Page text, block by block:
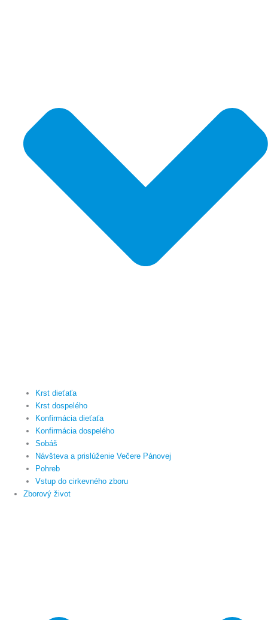
Krst dieťaťa
Krst dospelého
Konfirmácia dieťaťa
Konfirmácia dospelého
Sobáš
Návšteva a prislúženie Večere Pánovej
Pohreb
Vstup do cirkevného zboru
Zborový život